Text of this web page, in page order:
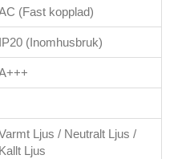
(Fast kopplad)
IP20 (Inomhusbruk)
Ljus / Neutralt Ljus /
Kallt Ljus